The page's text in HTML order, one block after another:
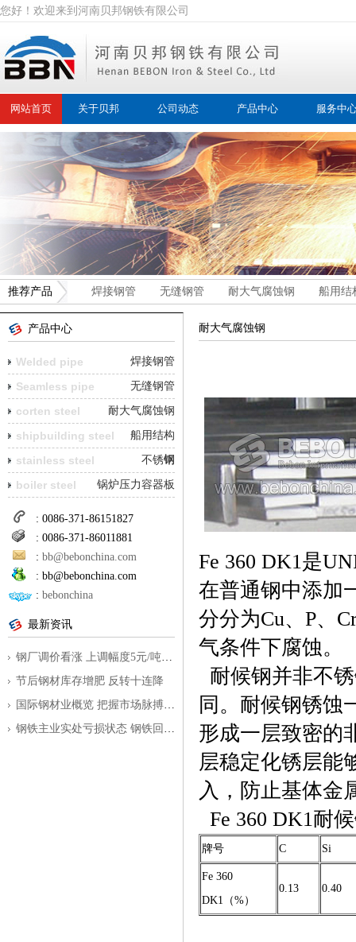
您好！欢迎来到河南贝邦钢铁有限公司
网站首页 关于贝邦 公司动态 产品中心 服务中
推荐产品 焊接钢管 无缝钢管 耐大气腐蚀钢 船用结
产品中心
Welded pipe 焊接钢管
Seamless pipe 无缝钢管
corten steel 耐大气腐蚀钢
shipbuilding steel
船用结构
钢
stainless steel 不锈钢
boiler steel 锅炉压力容器板
: 0086-371-86151827
: 0086-371-86011881
: bb@bebonchina.com
: bb@bebonchina.com
: bebonchina
最新资讯
钢厂调价看涨 上调幅度5元/吨到350元/
节后钢材库存增肥 反转十连降
国际钢材业概览 把握市场脉搏为外贸指
钢铁主业实处亏损状态 钢铁回暖之路仍
耐大气腐蚀钢
Fe 360 DK1是
在普通钢中添加
分分为Cu、P、
气条件下腐蚀。
耐候钢并非不
同。耐候钢锈蚀
形成一层致密的
层稳定化锈层能
入，防止基体金
Fe 360 DK1耐
牌号 C Si
Fe 360
DK1（%）
0.13 0.40